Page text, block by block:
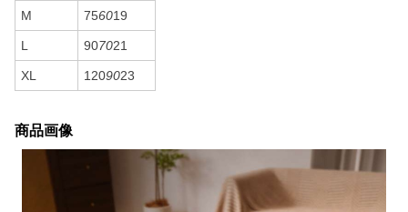
M 756019
L 907021
XL 1209023
商品画像